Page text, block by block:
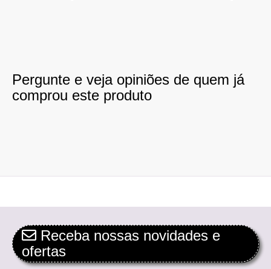
Pergunte e veja opiniões de quem já
comprou este produto
Receba nossas novidades e
ofertas